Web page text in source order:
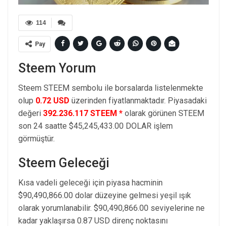
114
Pay
Steem Yorum
Steem STEEM sembolu ile borsalarda listelenmekte
olup 0.72 USD üzerinden fiyatlanmaktadır. Piyasadaki
değeri 392.236.117 STEEM * olarak görünen STEEM
son 24 saatte $45,245,433.00 DOLAR işlem
görmüştür.
Steem Geleceği
Kısa vadeli geleceği için piyasa hacminin
$90,490,866.00 dolar düzeyine gelmesi yeşil ışık
olarak yorumlanabilir. $90,490,866.00 seviyelerine ne
kadar yaklaşırsa 0.87 USD direnç noktasını